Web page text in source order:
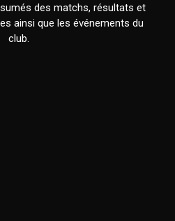
des matchs, résultats et
ainsi que les événements du
club.